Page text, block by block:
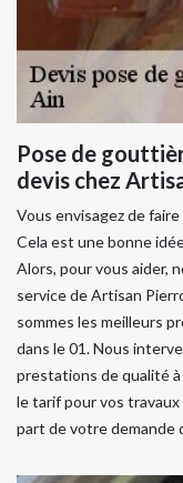
Pose de
devis chez
Vous envisagez de
Cela est une bonne
Alors, pour vous aider,
service de Artisan
sommes les meilleurs
dans le 01. Nous
prestations de qualité
le tarif pour vos
part de votre demande